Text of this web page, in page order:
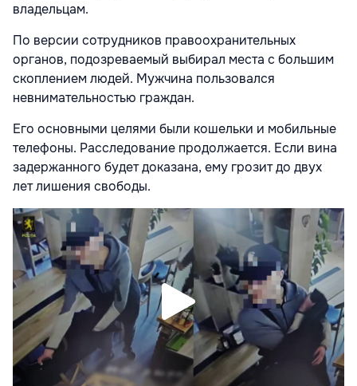
владельцам.
По версии сотрудников правоохранительных
органов, подозреваемый выбирал места с большим
скоплением людей. Мужчина пользовался
невнимательностью граждан.
Его основными целями были кошельки и мобильные
телефоны. Расследование продолжается. Если вина
задержанного будет доказана, ему грозит до двух
лет лишения свободы.